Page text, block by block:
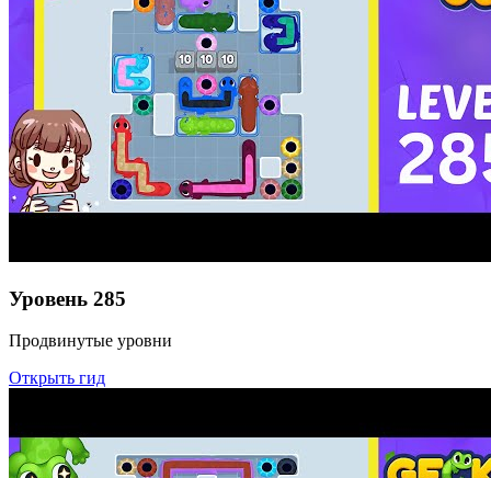
Уровень 285
Продвинутые уровни
Открыть гид